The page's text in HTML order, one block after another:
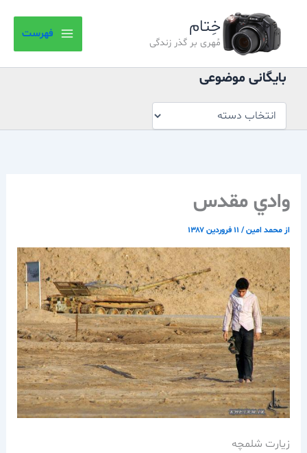
خِتام
مُهری بر گذر زندگی
فهرست
بایگانی موضوعی
موضوعی
وادي مقدس
از محمد امین/ ۱۱ فروردین ۱۳۸۷
زيارت شلمچه